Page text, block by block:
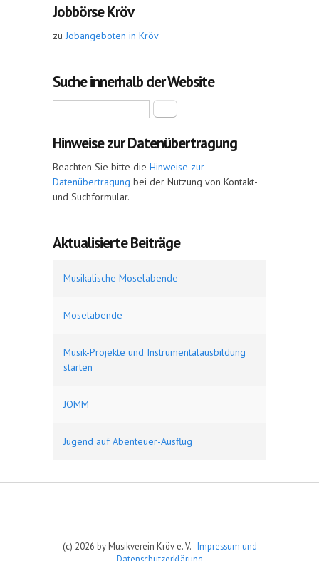
Jobbörse Kröv
zu Jobangeboten in Kröv
Suche innerhalb der Website
Suche
Hinweise zur Datenübertragung
Beachten Sie bitte die Hinweise zur
Datenübertragung bei der Nutzung von Kontakt-
und Suchformular.
Aktualisierte Beiträge
Musikalische Moselabende
Moselabende
Musik-Projekte und Instrumentalausbildung
starten
JOMM
Jugend auf Abenteuer-Ausflug
(c) 2026 by Musikverein Kröv e. V. -Impressum und